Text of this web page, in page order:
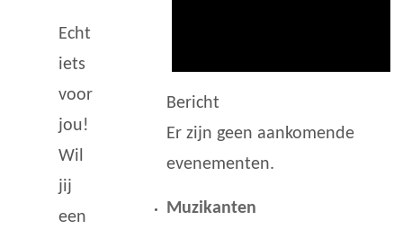
Echt
iets
voor
jou!
Wil
jij
een
Bericht
Er zijn geen aankomende
evenementen.
Muzikanten